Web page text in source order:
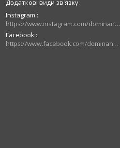
Instagram
https://www.instagram.com/dominant_cnc
Facebook
https://www.facebook.com/dominantcnc